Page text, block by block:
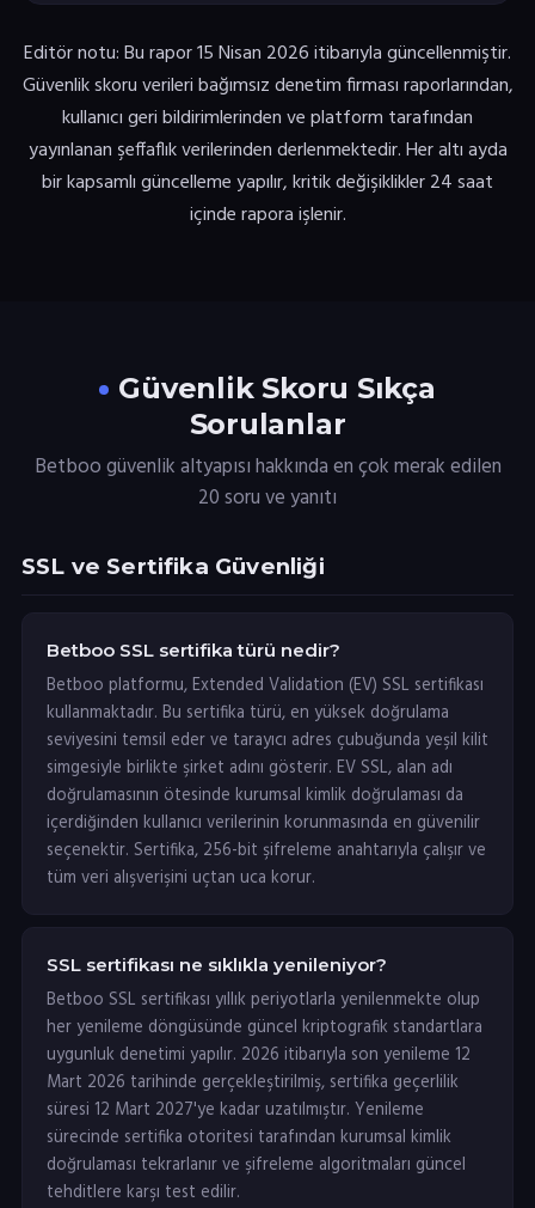
Editör notu: Bu rapor 15 Nisan 2026 itibarıyla güncellenmiştir.
Güvenlik skoru verileri bağımsız denetim firması raporlarından,
kullanıcı geri bildirimlerinden ve platform tarafından
yayınlanan şeffaflık verilerinden derlenmektedir. Her altı ayda
bir kapsamlı güncelleme yapılır, kritik değişiklikler 24 saat
içinde rapora işlenir.
Güvenlik Skoru Sıkça
Sorulanlar
Betboo güvenlik altyapısı hakkında en çok merak edilen
20 soru ve yanıtı
SSL ve Sertifika Güvenliği
Betboo SSL sertifika türü nedir?
Betboo platformu, Extended Validation (EV) SSL sertifikası
kullanmaktadır. Bu sertifika türü, en yüksek doğrulama
seviyesini temsil eder ve tarayıcı adres çubuğunda yeşil kilit
simgesiyle birlikte şirket adını gösterir. EV SSL, alan adı
doğrulamasının ötesinde kurumsal kimlik doğrulaması da
içerdiğinden kullanıcı verilerinin korunmasında en güvenilir
seçenektir. Sertifika, 256-bit şifreleme anahtarıyla çalışır ve
tüm veri alışverişini uçtan uca korur.
SSL sertifikası ne sıklıkla yenileniyor?
Betboo SSL sertifikası yıllık periyotlarla yenilenmekte olup
her yenileme döngüsünde güncel kriptografik standartlara
uygunluk denetimi yapılır. 2026 itibarıyla son yenileme 12
Mart 2026 tarihinde gerçekleştirilmiş, sertifika geçerlilik
süresi 12 Mart 2027'ye kadar uzatılmıştır. Yenileme
sürecinde sertifika otoritesi tarafından kurumsal kimlik
doğrulaması tekrarlanır ve şifreleme algoritmaları güncel
tehditlere karşı test edilir.